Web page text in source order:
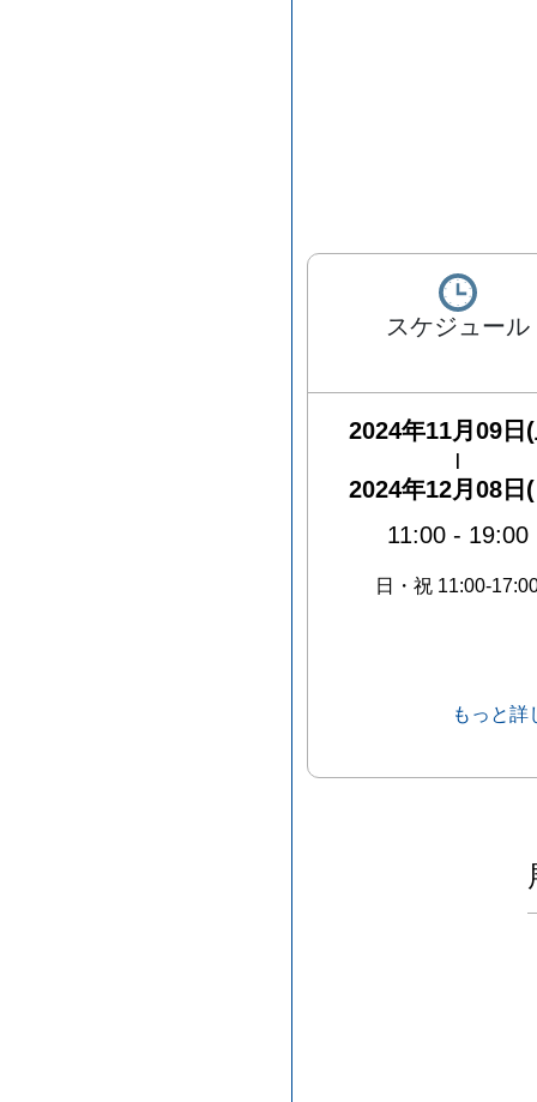
スケジュール
2024年11月09日
2024年12月08日
11:00- 19:00
日・祝 11:00-
もっと詳